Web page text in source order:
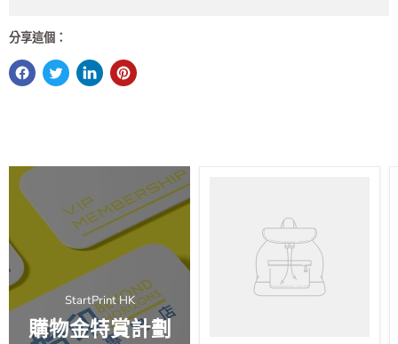
分享這個：
StartPrint HK
購物金特賞計劃